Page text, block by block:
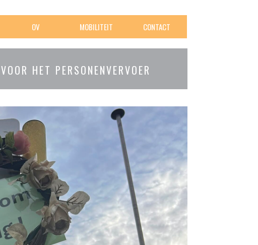
OV MOBILITEIT CONTACT
HET PERSONENVERVOER